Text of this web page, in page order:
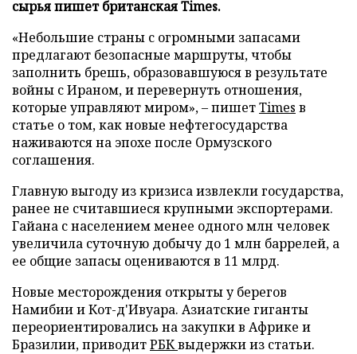
сырья пишет британская Times.
«Небольшие страны с огромными запасами
предлагают безопасные маршруты, чтобы
заполнить брешь, образовавшуюся в результате
войны с Ираном, и перевернуть отношения,
которые управляют миром», – пишетTimes в
статье о том, как новые нефтегосударства
наживаются на эпохе после Ормузского
соглашения.
Главную выгоду из кризиса извлекли государства,
ранее не считавшиеся крупными экспортерами.
Гайана с населением менее одного млн человек
увеличила суточную добычу до 1 млн баррелей, а
ее общие запасы оцениваются в 11 млрд.
Новые месторождения открыты у берегов
Намибии и Кот-д'Ивуара. Азиатские гиганты
переориентировались на закупки в Африке и
Бразилии, приводитРБКвыдержки из статьи.